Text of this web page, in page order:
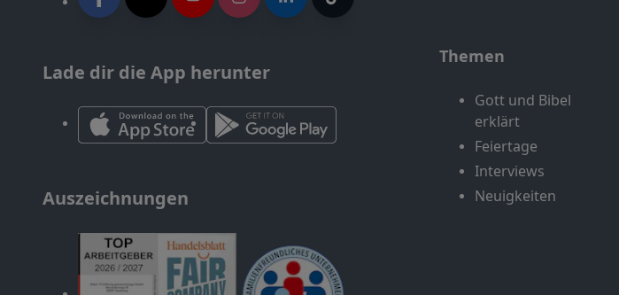
Lade dir die App herunter
Auszeichnungen
Themen
Gott und Bibel
erklärt
Feiertage
Interviews
Neuigkeiten